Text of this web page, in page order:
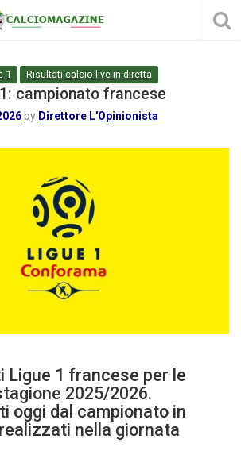
1 Risultati calcio live in diretta
campionato francese
by Direttore L'Opinionista
Ligue 1 francese per le
2025/2026.
oggi dal campionato in
nella giornata